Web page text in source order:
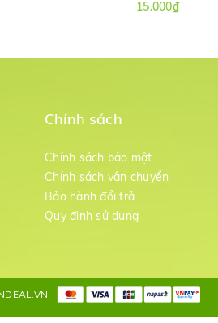
15.000₫
Chính sách
Chính sách bảo mật
Chính sách vận chuyển
Bảo hành đổi trả
Quy định sử dụng